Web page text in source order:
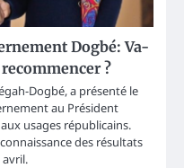
Dogbé: Va-
?
Dogbé, a présenté le
au Président
usages républicains.
des résultats